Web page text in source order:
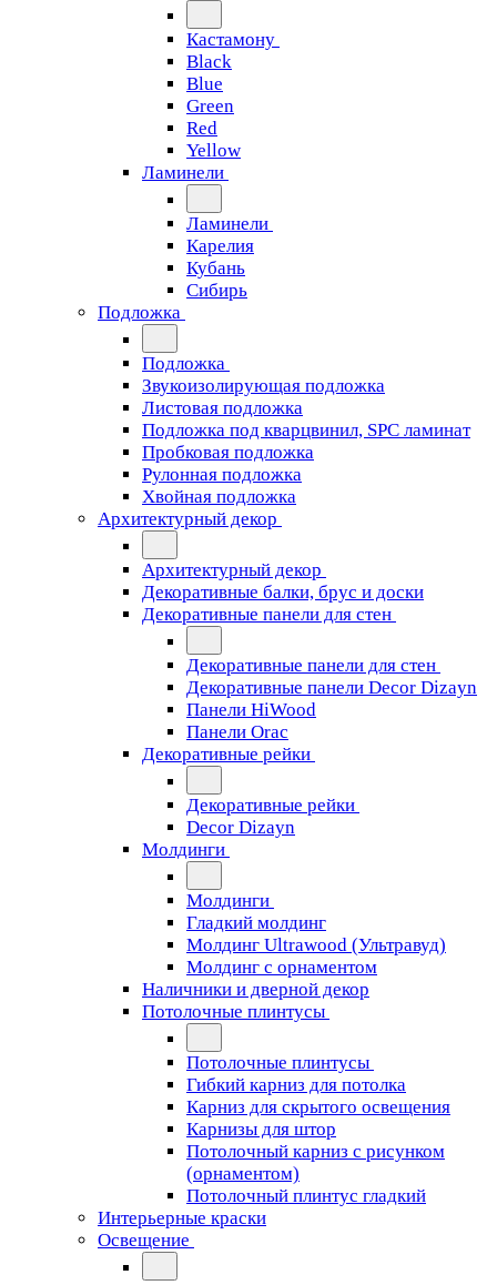
Кастамону
Black
Blue
Green
Red
Yellow
Ламинели
Ламинели
Карелия
Кубань
Сибирь
Подложка
Подложка
Звукоизолирующая подложка
Листовая подложка
Подложка под кварцвинил, SPC ламинат
Пробковая подложка
Рулонная подложка
Хвойная подложка
Архитектурный декор
Архитектурный декор
Декоративные балки, брус и доски
Декоративные панели для стен
Декоративные панели для стен
Декоративные панели Decor Dizayn
Панели HiWood
Панели Orac
Декоративные рейки
Декоративные рейки
Decor Dizayn
Молдинги
Молдинги
Гладкий молдинг
Молдинг Ultrawood (Ультравуд)
Молдинг с орнаментом
Наличники и дверной декор
Потолочные плинтусы
Потолочные плинтусы
Гибкий карниз для потолка
Карниз для скрытого освещения
Карнизы для штор
Потолочный карниз с рисунком
(орнаментом)
Потолочный плинтус гладкий
Интерьерные краски
Освещение